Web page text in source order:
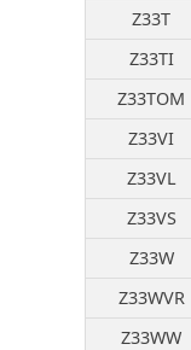
Z33T
Z33TI
Z33TOM
Z33VI
Z33VL
Z33VS
Z33W
Z33WVR
Z33WW